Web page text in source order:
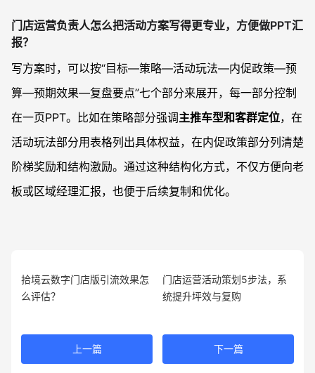
门店运营负责人怎么把活动方案写得更专业，方便做PPT汇
报？
写方案时，可以按“目标—策略—活动玩法—内促政策—预
算—预期效果—复盘要点”七个部分来展开，每一部分控制
在一页PPT。比如在策略部分强调主推车型和客群定位，在
活动玩法部分用表格列出具体权益，在内促政策部分列清楚
阶梯奖励和结构激励。通过这种结构化方式，不仅方便向老
板或区域经理汇报，也便于后续复制和优化。
拾境云数字门店版引流效果怎
么评估？
上一篇
门店运营活动策划5步法，系
统提升坪效与复购
下一篇